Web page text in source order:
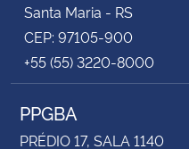
Santa Maria - RS
CEP: 97105-900
+55 (55) 3220-8000
PPGBA
PRÉDIO 17, SALA 1140